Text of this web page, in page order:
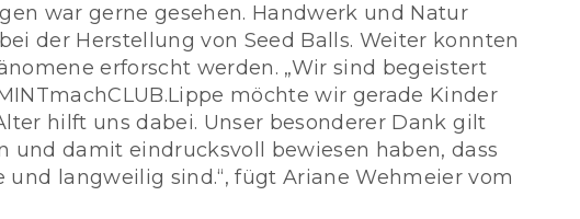
war gerne gesehen. Handwerk und Natur
der Herstellung von Seed Balls. Weiter konnten
erforscht werden. „Wir sind begeistert
möchte wir gerade Kinder
hilft uns dabei. Unser besonderer Dank gilt
damit eindrucksvoll bewiesen haben, dass
und langweilig sind.“, fügt Ariane Wehmeier vom